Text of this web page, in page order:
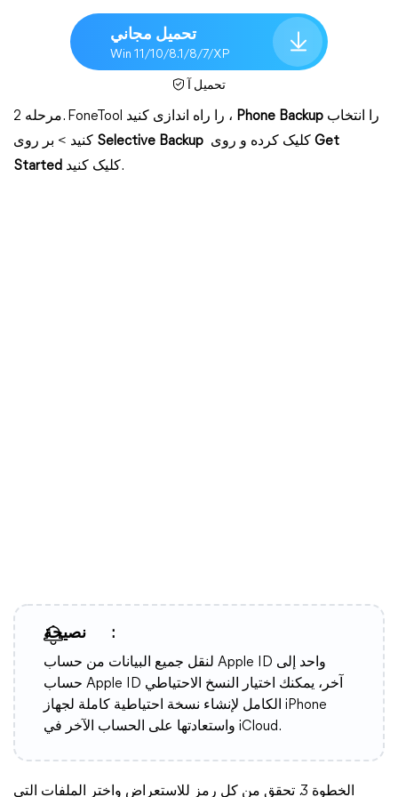
تحميل مجاني
Win 11/10/8.1/8/7/XP
تحميل آ
مرحله 2. FoneTool را راه اندازی کنید ، Phone Backup را انتخاب
Selective Backup
Get
Started
کلیک کنید.
نصيحة:
لنقل جميع البيانات من حساب Apple ID واحد إلى
حساب Apple ID آخر، يمكنك اختيار النسخ الاحتياطي
الكامل لإنشاء نسخة احتياطية كاملة لجهاز iPhone
واستعادتها على الحساب الآخر في iCloud.
الخطوة 3. تحقق من كل رمز للاستعراض واختر الملفات التي